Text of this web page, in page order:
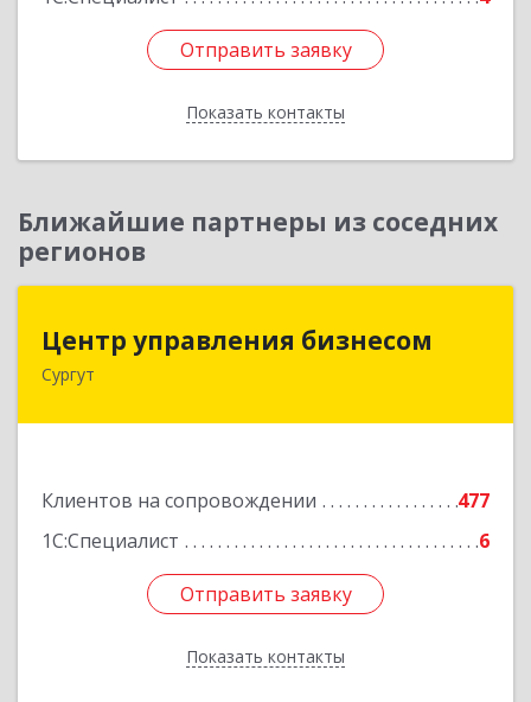
Отправить заявку
Показать контакты
Отправить заявку
Назад
Ближайшие партнеры из соседних
регионов
Центр управления бизнесом
Сургут
Клиентов на сопровождении
477
1С:Специалист
6
Отправить заявку
Показать контакты
Центр управления бизнесом
628403, Ханты-Мансийский Автономный округ
Отправить заявку
Назад